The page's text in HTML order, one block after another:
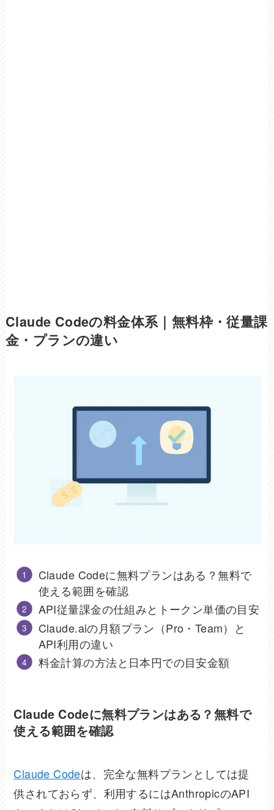
Claude Codeの料金体系｜無料枠・従量課
金・プランの違い
Claude Codeに無料プランはある？無料で
使える範囲を確認
API従量課金の仕組みとトークン単価の目安
Claude.aiの月額プラン（Pro・Team）と
API利用の違い
料金計算の方法と日本円での目安金額
Claude Codeに無料プランはある？無料で
使える範囲を確認
Claude Codeは、完全な無料プランとしては提
供されておらず、利用するにはAnthropicのAPI